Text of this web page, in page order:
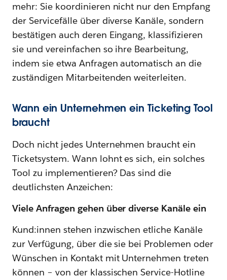
mehr: Sie koordinieren nicht nur den Empfang
der Servicefälle über diverse Kanäle, sondern
bestätigen auch deren Eingang, klassifizieren
sie und vereinfachen so ihre Bearbeitung,
indem sie etwa Anfragen automatisch an die
zuständigen Mitarbeitenden weiterleiten.
Wann ein Unternehmen ein Ticketing Tool
braucht
Doch nicht jedes Unternehmen braucht ein
Ticketsystem. Wann lohnt es sich, ein solches
Tool zu implementieren? Das sind die
deutlichsten Anzeichen:
Viele Anfragen gehen über diverse Kanäle ein
Kund:innen stehen inzwischen etliche Kanäle
zur Verfügung, über die sie bei Problemen oder
Wünschen in Kontakt mit Unternehmen treten
können – von der klassischen Service-Hotline